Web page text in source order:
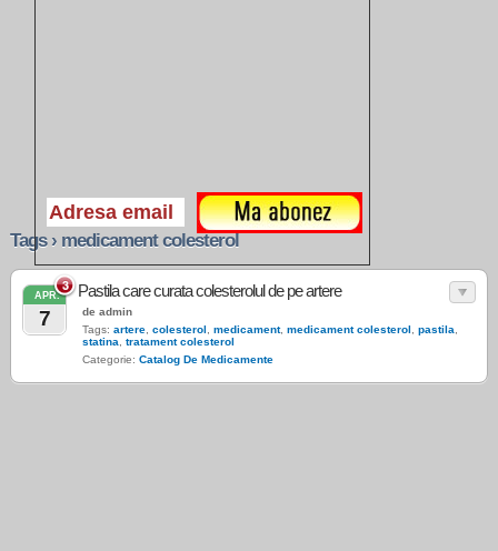
Tags › medicament colesterol
3
APR.
7
Pastila care curata colesterolul de pe artere
de admin
Tags: artere colesterol medicament, medicament colesterol pastila
statina
tratament colesterol
Categorie: Catalog De Medicamente